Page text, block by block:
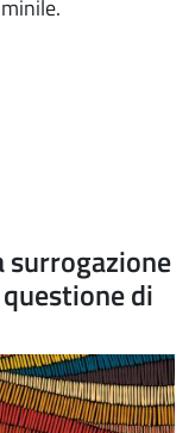
finestra)
surrogazione
di